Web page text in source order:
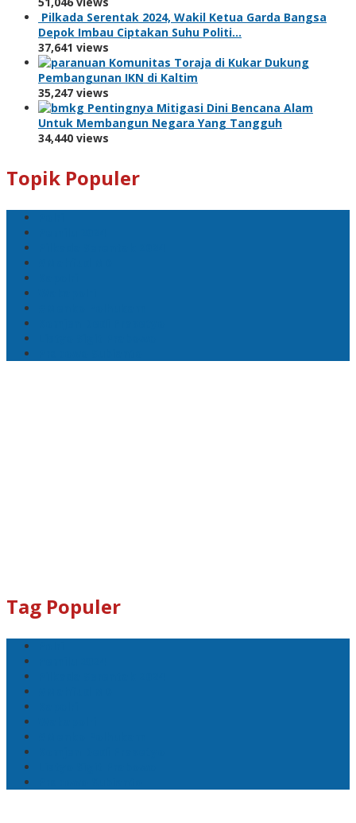
Pilkada Serentak 2024, Wakil Ketua Garda Bangsa
Depok Imbau Ciptakan Suhu Politi…
37,641 views
Komunitas Toraja di Kukar Dukung
Pembangunan IKN di Kaltim
35,247 views
Pentingnya Mitigasi Dini Bencana Alam
Untuk Membangun Negara Yang Tangguh
34,440 views
Topik Populer
Tag Populer